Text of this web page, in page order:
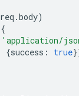
req .body)
{
'application/
{success : true